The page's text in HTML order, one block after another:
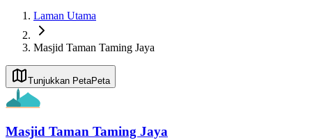
Laman Utama
Masjid Taman Taming Jaya
Tunjukkan PetaPeta
Masjid Taman Taming Jaya